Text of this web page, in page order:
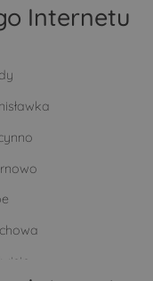
Internetu